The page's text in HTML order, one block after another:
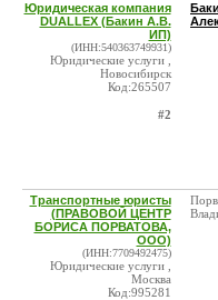
Юридическая компания
DUALLEX (Бакин А.В.
ИП)
(ИНН:540363749931)
Юридические услуги ,
Новосибирск
Код:265507
#2
Транспортные юристы
(ПРАВОВОЙ ЦЕНТР
БОРИСА ПОРВАТОВА,
ООО)
(ИНН:7709492475)
Юридические услуги ,
Москва
Код:995281